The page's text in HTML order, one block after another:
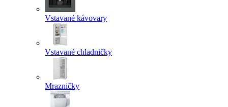
Vstavané kávovary
Vstavané chladničky
Mrazničky